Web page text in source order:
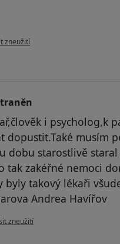
uživatele Váš účet byl odstraněn
zneužití
i psycholog,k
dopustit.Také musím
dobu starostlivě
tak zakéřné nemoci
byly takový lékaři
Andrea Havířov
uživatele Váš účet byl
zneužití